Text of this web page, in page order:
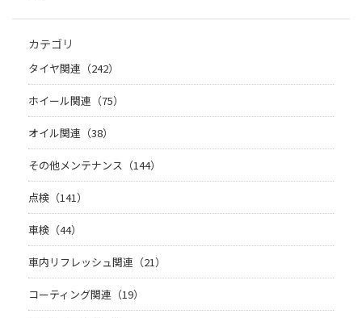
カテゴリ
タイヤ関連（242）
ホイール関連（75）
オイル関連（38）
その他メンテナンス（144）
点検（141）
車検（44）
車内リフレッシュ関連（21）
コーティング関連（19）